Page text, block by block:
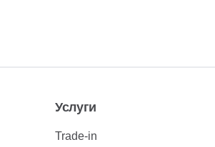
Услуги
Trade-in